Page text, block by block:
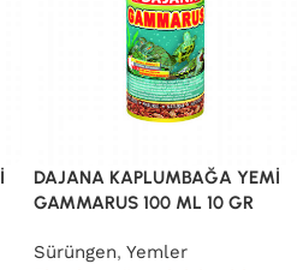
DAJANA KAPLUMBAĞA YEMİ
GAMMARUS 100 ML 10 GR
Sürüngen, Yemler